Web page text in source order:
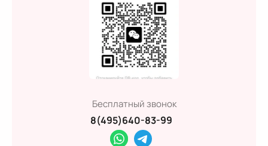
Бесплатный звонок
8(495)640-83-99